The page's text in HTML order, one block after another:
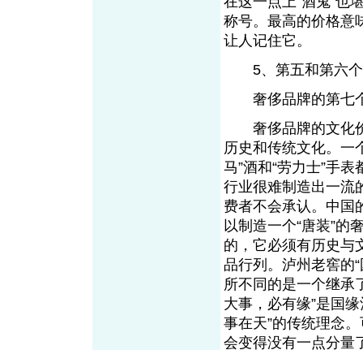
称号。最高的价格意
让人记住它。
5、第五和第六个
奢侈品牌的第七个
奢侈品牌的文化价
历史和传统文化。一
马”酒和“劳力士”手
行业很难制造出一流
费者不会承认。中国
以制造一个“唐装”的
的，它必须有历史与
品行列。泸州老窖的
所不同的是一个继承
大事，必有缘”是国
事在天”的传统理念
会变得没有一点分量